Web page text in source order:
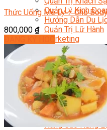
Quản Lý Kinh
Hướng Dẫn Du
Quản Trị Lữ Hành
Marketing
Tạo Mẫu Và
Truyền Thông Đa
Công Nghệ
An Ninh Mạng
Thiết Kế Đồ Họa
Âm Nhạc
Điện Công
Văn Hóa Phổ
Nâng Cao Năng
Thức Uống Mê Ly – Cho
800,000 ₫